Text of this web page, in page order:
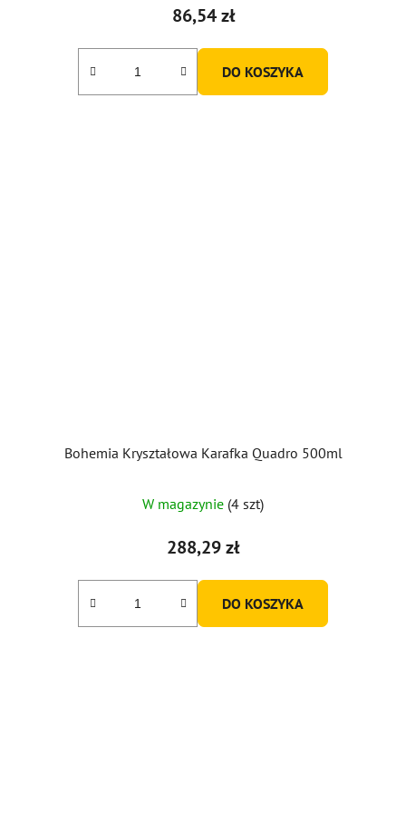
86,54 zł
DO KOSZYKA
Bohemia Kryształowa Karafka Quadro 500ml
ocena
produktu
5,0
W magazynie (4 szt)
288,29 zł
DO KOSZYKA